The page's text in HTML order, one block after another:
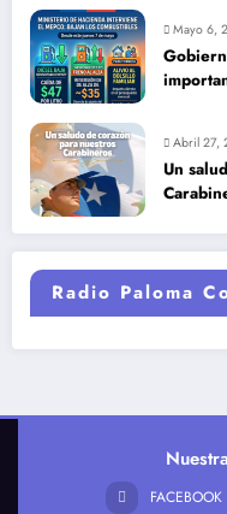
Mayo 6,
Abril 27,
Un
Radio Paloma
FACEBOOK